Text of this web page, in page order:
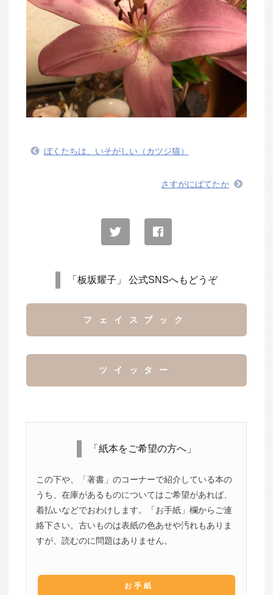
ぼくたちは、いそがしい（カツジ猫）
さすがにばてたか
「板坂耀子」 公式SNSへもどうぞ
フェイスブック
ツイッター
「紙本をご希望の方へ」
この下や、「著書」のコーナーで紹介している本の
うち、在庫があるものについてはご希望があれば、
着払いなどでおわけします。「お手紙」欄からご連
絡下さい。古いものは表紙の色あせや汚れもありま
すが、読むのに問題はありません。
お手紙